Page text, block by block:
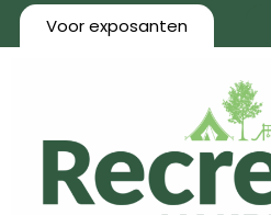
Voor exposanten